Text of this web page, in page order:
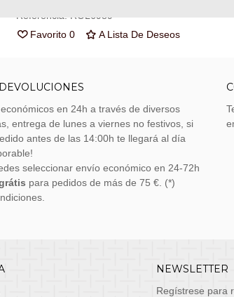
Referencia:
ROL6989
Favorito 0 A Lista De Deseos
en 24h a través de diversos
entrega de lunes a viernes no festivos, si
antes de las 14:00h te llegará al día
seleccionar envío económico en 24-72h
para pedidos de más de 75 €. (*)
NEWSLETTER
Regístrese para